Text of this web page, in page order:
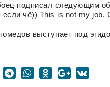
подписал следующим
если чё)) This is not my job.
выступает под